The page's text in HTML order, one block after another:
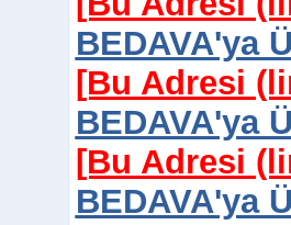
BEDAVA'ya
[Bu Adresi
BEDAVA'ya
[Bu Adresi
BEDAVA'ya